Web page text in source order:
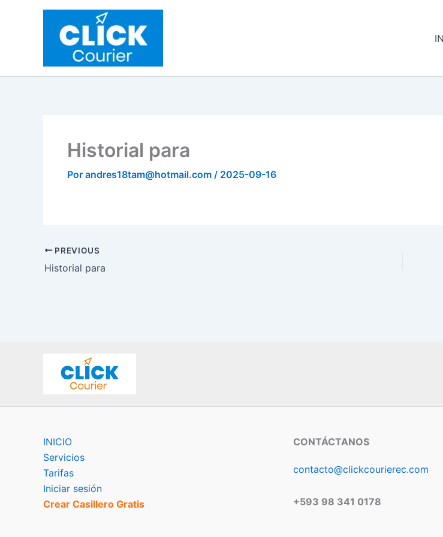
Historial para
Por andres18tam@hotmail.com / 2025-09-16
PREVIOUS
Historial para
INICIO
Servicios
Tarifas
Iniciar sesión
Crear Casillero Gratis
CONTÁCTANOS
contacto@clickcourierec.com
+593 98 341 0178